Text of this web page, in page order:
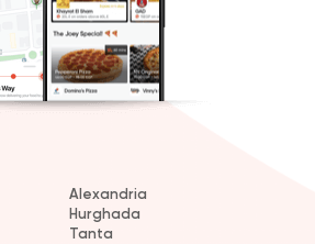
Alexandria
Hurghada
Tanta